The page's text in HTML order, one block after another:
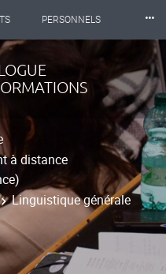
PERSONNELS
BIBLIOTHÈQUES
⸱⸱⸱
à distance
Linguistique générale